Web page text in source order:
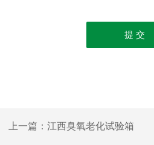
上一篇： 江西臭氧老化试验箱